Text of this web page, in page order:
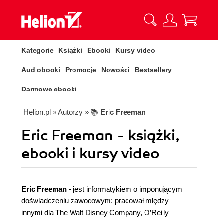
Kategorie Książki Ebooki Kursy video
Audiobooki Promocje Nowości Bestsellery
Darmowe ebooki
Helion.pl » Autorzy » 📚 Eric Freeman
Eric Freeman - książki,
ebooki i kursy video
Eric Freeman - jest informatykiem o imponującym
doświadczeniu zawodowym: pracował między
innymi dla The Walt Disney Company, O’Reilly